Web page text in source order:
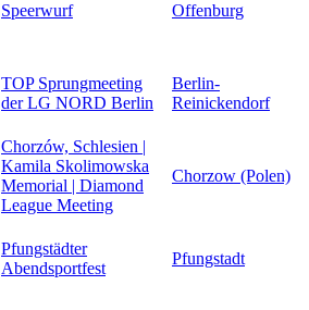
Speerwurf Offenburg
TOP Sprungmeeting
der LG NORD Berlin
Berlin-
Reinickendorf
Chorzów, Schlesien |
Kamila Skolimowska
Memorial | Diamond
League Meeting
Chorzow (Polen)
Pfungstädter
Abendsportfest
Pfungstadt